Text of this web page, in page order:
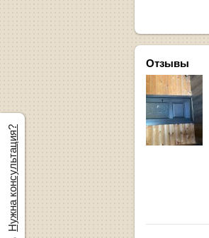
Отзывы
Нужна консультация?